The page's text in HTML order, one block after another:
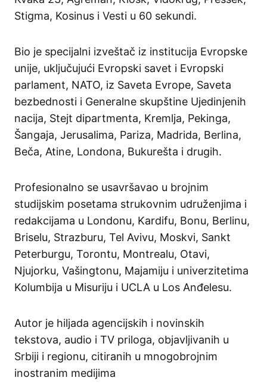
Stigma, Kosinus i Vesti u 60 sekundi.
Bio je specijalni izveštač iz institucija Evropske
unije, uključujući Evropski savet i Evropski
parlament, NATO, iz Saveta Evrope, Saveta
bezbednosti i Generalne skupštine Ujedinjenih
nacija, Stejt dipartmenta, Kremlja, Pekinga,
Šangaja, Jerusalima, Pariza, Madrida, Berlina,
Beča, Atine, Londona, Bukurešta i drugih.
Profesionalno se usavršavao u brojnim
studijskim posetama strukovnim udruženjima i
redakcijama u Londonu, Kardifu, Bonu, Berlinu,
Briselu, Strazburu, Tel Avivu, Moskvi, Sankt
Peterburgu, Torontu, Montrealu, Otavi,
Njujorku, Vašingtonu, Majamiju i univerzitetima
Kolumbija u Misuriju i UCLA u Los Anđelesu.
Autor je hiljada agencijskih i novinskih
tekstova, audio i TV priloga, objavljivanih u
Srbiji i regionu, citiranih u mnogobrojnim
inostranim medijima